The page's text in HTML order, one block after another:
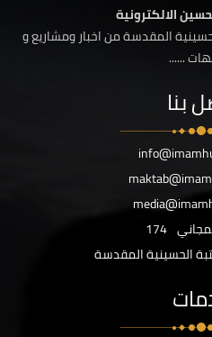
الالكترونية
المقدسة من اخبار ومشاريع و
......
بنا
174
الحسينية المقدسة